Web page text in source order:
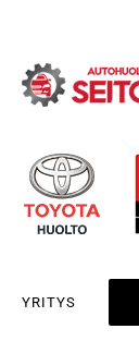
content
YRITYS